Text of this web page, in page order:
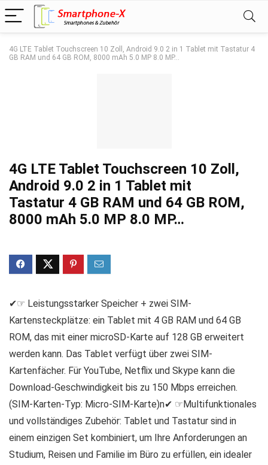
4G LTE Tablet Touchscreen 10 Zoll, Android 9.0 2 in 1 Tablet mit Tastatur 4
GB RAM und 64 GB ROM, 8000 mAh 5.0 MP 8.0 MP…
4G LTE Tablet Touchscreen 10 Zoll,
Android 9.0 2 in 1 Tablet mit
Tastatur 4 GB RAM und 64 GB ROM,
8000 mAh 5.0 MP 8.0 MP…
✔☞ Leistungsstarker Speicher + zwei SIM-
Kartensteckplätze: ein Tablet mit 4 GB RAM und 64 GB
ROM, das mit einer microSD-Karte auf 128 GB erweitert
werden kann. Das Tablet verfügt über zwei SIM-
Kartenfächer. Für YouTube, Netflix und Skype kann die
Download-Geschwindigkeit bis zu 150 Mbps erreichen.
(SIM-Karten-Typ: Micro-SIM-Karte)n✔ ☞Multifunktionales
und vollständiges Zubehör: Tablet und Tastatur sind in
einem einzigen Set kombiniert, um Ihre Anforderungen an
Studium, Reisen und Familie im Büro zu erfüllen, ein idealer